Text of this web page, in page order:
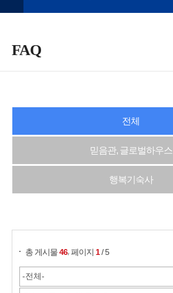
FAQ
전체
믿음관, 글로벌하우스
행복기숙사
총 게시물46, 페이지 1/ 5